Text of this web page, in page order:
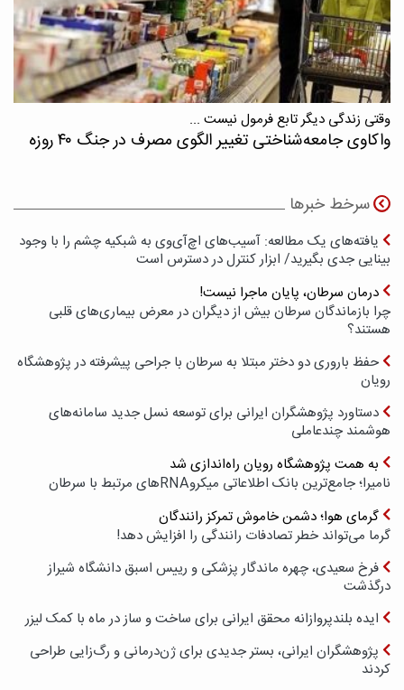
وقتی زندگی دیگر تابع فرمول نیست ...
واکاوی جامعه‌شناختی تغییر الگوی مصرف در جنگ ۴۰ روزه
سرخط خبرها
یافته‌های یک مطالعه: آسیب‌های اچ‌آی‌وی به شبکیه چشم را با وجود
بینایی جدی بگیرید/ ابزار کنترل در دسترس است
درمان سرطان، پایان ماجرا نیست!
چرا بازماندگان سرطان بیش از دیگران در معرض بیماری‌های قلبی
هستند؟
حفظ باروری دو دختر مبتلا به سرطان با جراحی پیشرفته در پژوهشگاه
رویان
دستاورد پژوهشگران ایرانی برای توسعه نسل جدید سامانه‌های
هوشمند چندعاملی
به همت پژوهشگاه رویان راه‌اندازی شد
نامیرا؛ جامع‌ترین بانک اطلاعاتی میکروRNAهای مرتبط با سرطان
گرمای هوا؛ دشمن خاموش تمرکز رانندگان
گرما می‌تواند خطر تصادفات رانندگی را افزایش دهد!
فرخ سعیدی، چهره ماندگار پزشکی و رییس اسبق دانشگاه شیراز
درگذشت
ایده بلندپروازانه محقق ایرانی برای ساخت و ساز در ماه با کمک لیزر
پژوهشگران ایرانی، بستر جدیدی برای ژن‌درمانی و رگ‌زایی طراحی
کردند